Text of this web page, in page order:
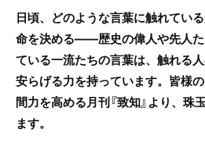
日頃、どのような言葉に触れてい
命を決める――歴史の偉人や先人
ている一流たちの言葉は、触れる
安らげる力を持っています。皆様
間力を高める月刊『致知』より、珠
ます。